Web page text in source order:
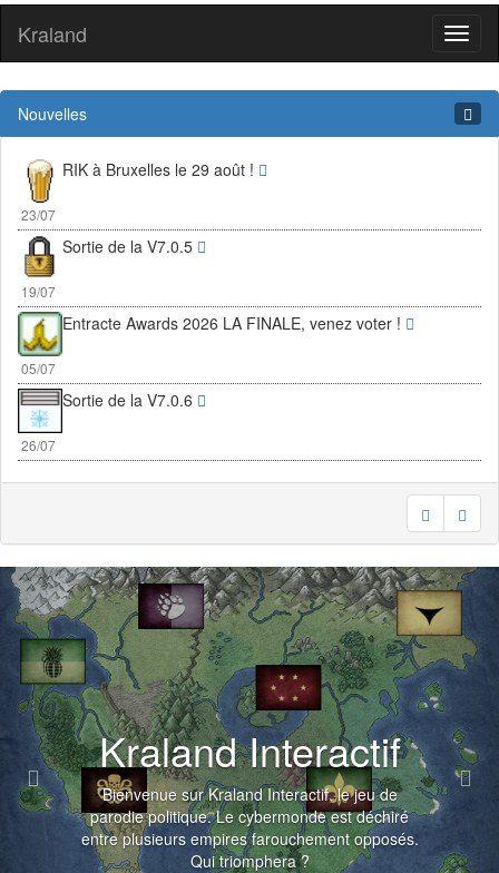
Kraland
Nouvelles
23/07
RIK à Bruxelles le 29 août !
19/07
Sortie de la V7.0.5
05/07
Entracte Awards 2026 LA FINALE, venez voter !
26/07
Sortie de la V7.0.6
Kraland Interactif
Bienvenue sur Kraland Interactif, le jeu de
parodie politique. Le cybermonde est déchiré
entre plusieurs empires farouchement opposés.
Qui triomphera ?
Previous